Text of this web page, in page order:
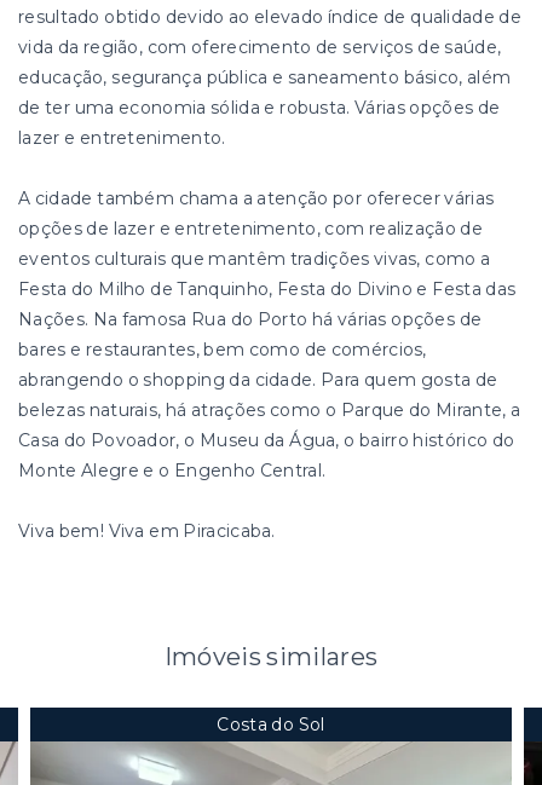
resultado obtido devido ao elevado índice de qualidade de
vida da região, com oferecimento de serviços de saúde,
educação, segurança pública e saneamento básico, além
de ter uma economia sólida e robusta. Várias opções de
lazer e entretenimento.
A cidade também chama a atenção por oferecer várias
opções de lazer e entretenimento, com realização de
eventos culturais que mantêm tradições vivas, como a
Festa do Milho de Tanquinho, Festa do Divino e Festa das
Nações. Na famosa Rua do Porto há várias opções de
bares e restaurantes, bem como de comércios,
abrangendo o shopping da cidade. Para quem gosta de
belezas naturais, há atrações como o Parque do Mirante, a
Casa do Povoador, o Museu da Água, o bairro histórico do
Monte Alegre e o Engenho Central.
Viva bem! Viva em Piracicaba.
Imóveis similares
Costa do Sol